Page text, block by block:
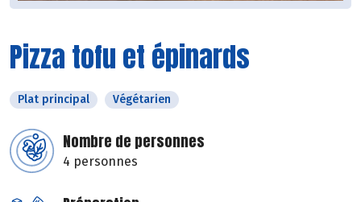
Pizza tofu et épinards
Plat principal Végétarien
Nombre de personnes
4 personnes